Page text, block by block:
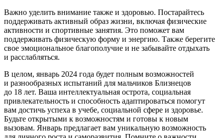
Важно уделить внимание также и здоровью. Постарайтесь
поддерживать активный образ жизни, включая физические
активности и спортивные занятия. Это поможет вам
поддерживать физическую форму и энергию. Также берегите
свое эмоциональное благополучие и не забывайте отдыхать
и расслабляться.
В целом, январь 2024 года будет полным возможностей
и разнообразных испытаний для мальчиков Близнецов
до 18 лет. Ваша интеллектуальная острота, социальная
привлекательность и способность адаптироваться помогут
вам достичь успеха в учебе, социальной сфере и здоровье.
Будьте открытыми к возможностям и готовы к новым
вызовам. Январь предлагает вам уникальную возможность